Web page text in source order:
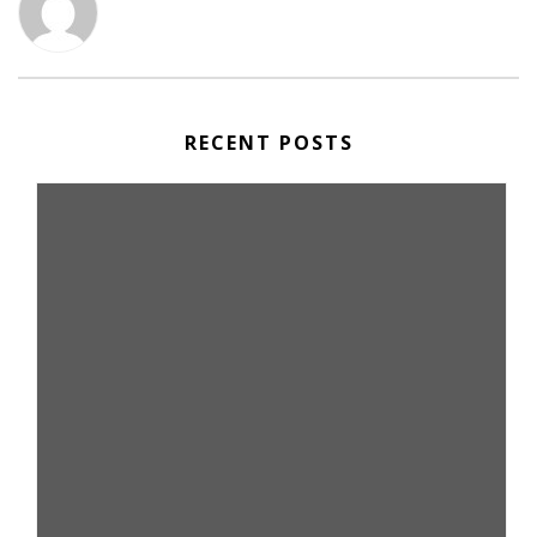
RECENT POSTS